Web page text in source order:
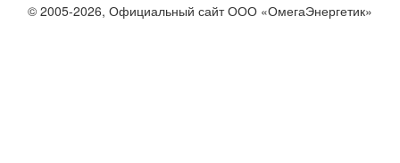
© 2005-2026, Официальный сайт ООО «ОмегаЭнергетик»